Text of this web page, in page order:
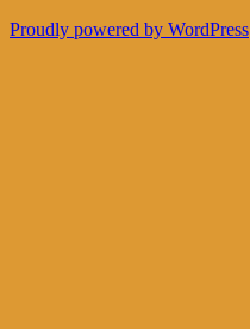
Proudly powered by WordPress